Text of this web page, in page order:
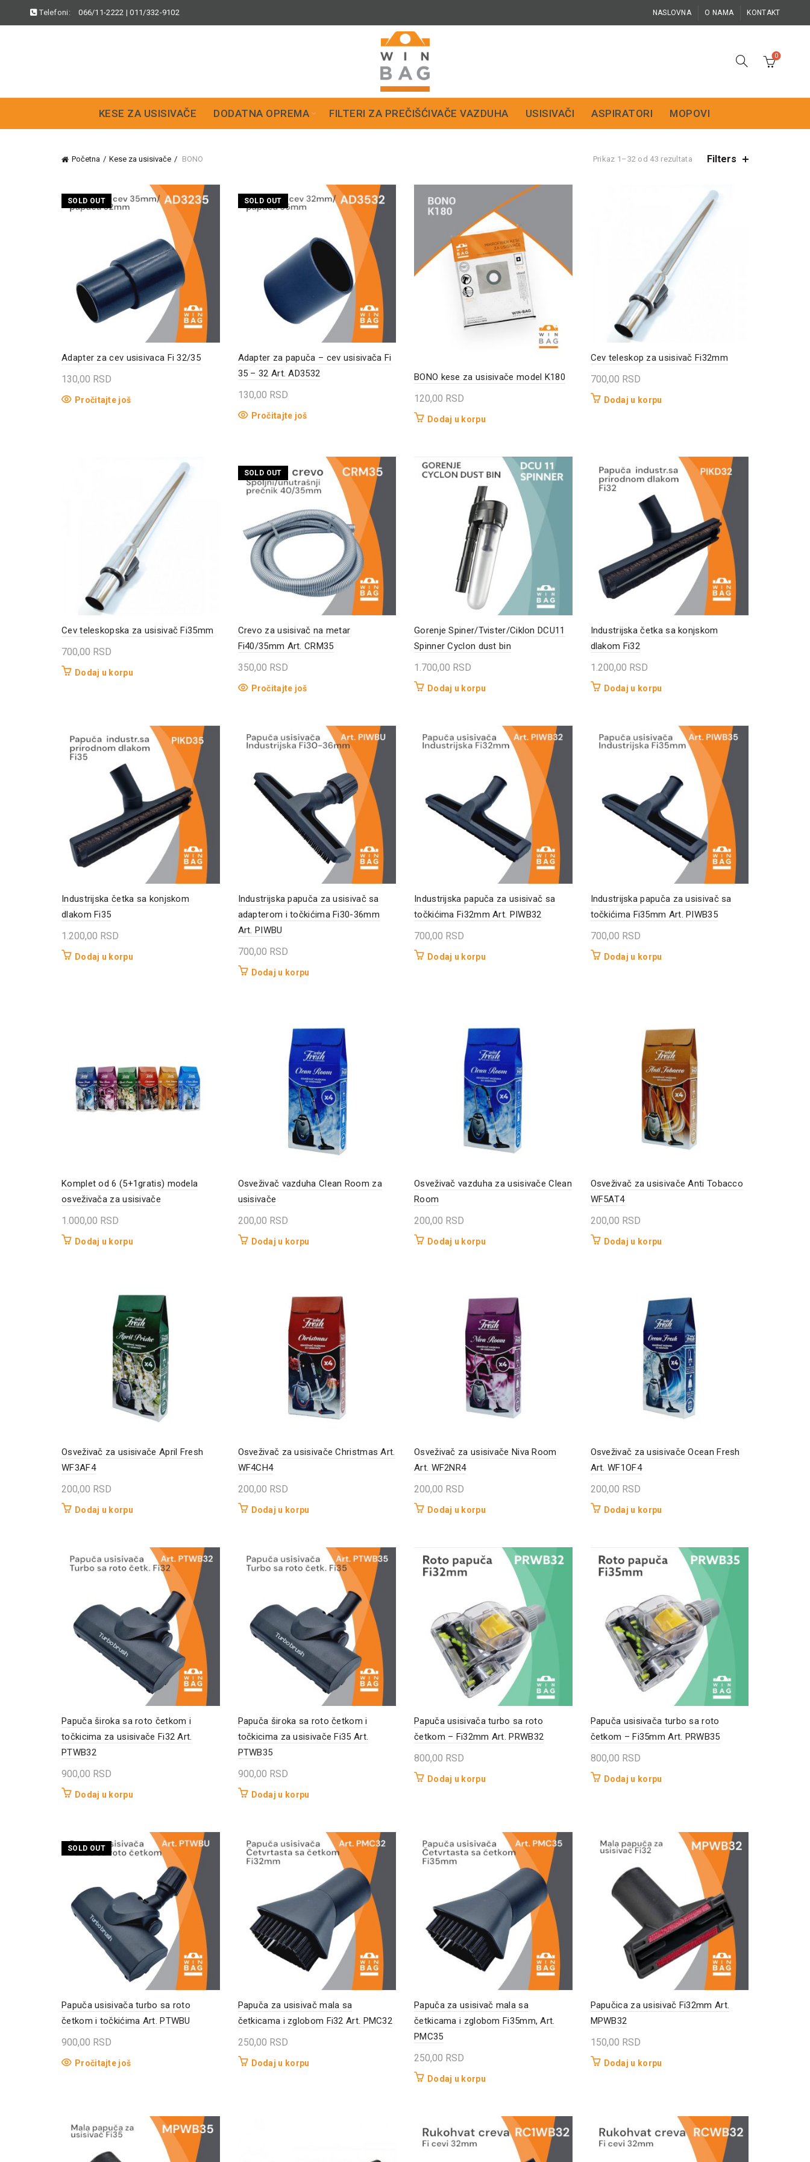
Telefoni: 066/11-2222 |011/332-9102 NASLOVNA O NAMA KONTAKT
0
KESE ZA USISIVAČE DODATNA OPREMA FILTERI ZA PREČIŠĆIVAČE VAZDUHA USISIVAČI ASPIRATORI MOPOVI
Početna Kese za usisivače BONO Prikaz 1–32 od 43 rezultata Filters
SOLD OUT
Adapter za cev usisivaca Fi 32/35
130,00 RSD
Pročitajte još
SOLD OUT
Adapter za papuča – cev usisivača Fi
35 – 32 Art. AD3532
130,00 RSD
Pročitajte još
BONO kese za usisivače model K180
120,00 RSD
Dodaj u korpu
Cev teleskop za usisivač Fi32mm
700,00 RSD
Dodaj u korpu
Cev teleskopska za usisivač Fi35mm
700,00 RSD
Dodaj u korpu
SOLD OUT
Crevo za usisivač na metar
Fi40/35mm Art. CRM35
350,00 RSD
Pročitajte još
Gorenje Spiner/Tvister/Ciklon DCU11
Spinner Cyclon dust bin
1.700,00 RSD
Dodaj u korpu
Industrijska četka sa konjskom
dlakom Fi32
1.200,00 RSD
Dodaj u korpu
Industrijska četka sa konjskom
dlakom Fi35
1.200,00 RSD
Dodaj u korpu
Industrijska papuča za usisivač sa
adapterom i točkićima Fi30-36mm
Art. PIWBU
700,00 RSD
Dodaj u korpu
Industrijska papuča za usisivač sa
točkićima Fi32mm Art. PIWB32
700,00 RSD
Dodaj u korpu
Industrijska papuča za usisivač sa
točkićima Fi35mm Art. PIWB35
700,00 RSD
Dodaj u korpu
Komplet od 6 (5+1gratis) modela
osveživača za usisivače
1.000,00 RSD
Dodaj u korpu
Osveživač vazduha Clean Room za
usisivače
200,00 RSD
Dodaj u korpu
Osveživač vazduha za usisivače Clean
Room
200,00 RSD
Dodaj u korpu
Osveživač za usisivače Anti Tobacco
WF5AT4
200,00 RSD
Dodaj u korpu
Osveživač za usisivače April Fresh
WF3AF4
200,00 RSD
Dodaj u korpu
Osveživač za usisivače Christmas Art.
WF4CH4
200,00 RSD
Dodaj u korpu
Osveživač za usisivače Niva Room
Art. WF2NR4
200,00 RSD
Dodaj u korpu
Osveživač za usisivače Ocean Fresh
Art. WF1OF4
200,00 RSD
Dodaj u korpu
Papuča široka sa roto četkom i
točkicima za usisivače Fi32 Art.
PTWB32
900,00 RSD
Dodaj u korpu
Papuča široka sa roto četkom i
točkicima za usisivače Fi35 Art.
PTWB35
900,00 RSD
Dodaj u korpu
Papuča usisivača turbo sa roto
četkom – Fi32mm Art. PRWB32
800,00 RSD
Dodaj u korpu
Papuča usisivača turbo sa roto
četkom – Fi35mm Art. PRWB35
800,00 RSD
Dodaj u korpu
SOLD OUT
Papuča usisivača turbo sa roto
četkom i točkićima Art. PTWBU
900,00 RSD
Pročitajte još
Papuča za usisivač mala sa
četkicama i zglobom Fi32 Art. PMC32
250,00 RSD
Dodaj u korpu
Papuča za usisivač mala sa
četkicama i zglobom Fi35mm, Art.
PMC35
250,00 RSD
Dodaj u korpu
Papučica za usisivač Fi32mm Art.
MPWB32
150,00 RSD
Dodaj u korpu